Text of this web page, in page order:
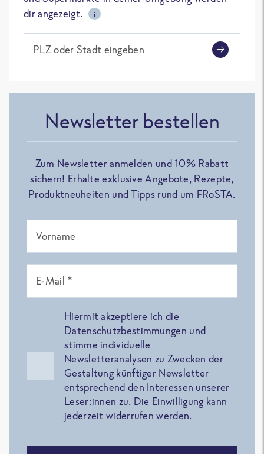
dir angezeigt.
i
PLZ oder Stadt eingeben
Newsletter bestellen
Zum Newsletter anmelden und 10% Rabatt
sichern! Erhalte exklusive Angebote, Rezepte,
Produktneuheiten und Tipps rund um FRoSTA.
Vorname
E-Mail *
Hiermit akzeptiere ich die
Datenschutzbestimmungen und
stimme individuelle
Newsletteranalysen zu Zwecken der
Gestaltung künftiger Newsletter
entsprechend den Interessen unserer
Leser:innen zu. Die Einwilligung kann
jederzeit widerrufen werden.